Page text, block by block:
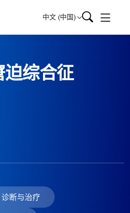
中文 (中国)
综合征
诊断与治疗